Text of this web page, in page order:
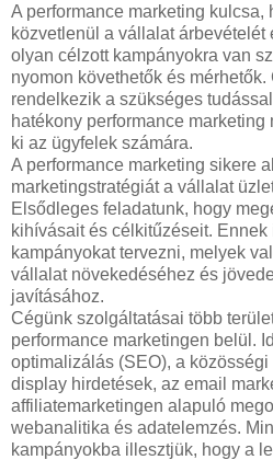
A performance marketing kulcsa,
közvetlenül a vállalat árbevételét
olyan célzott kampányokra van
nyomon követhetők és
rendelkezik a szükséges
hatékony performance
ki az ügyfelek számára.
A performance marketing sikere
marketingstratégiát a vállalat
Elsődleges feladatunk, hogy
kihívásait és célkitűzéseit.
kampányokat tervezni, melyek
vállalat növekedéséhez és
javításához.
Cégünk szolgáltatásai több
performance marketingen belül.
optimalizálás (SEO), a
display hirdetések, az email
affiliatemarketingen alapuló
webanalitika és adatelemzés.
kampányokba illesztjük, hogy a